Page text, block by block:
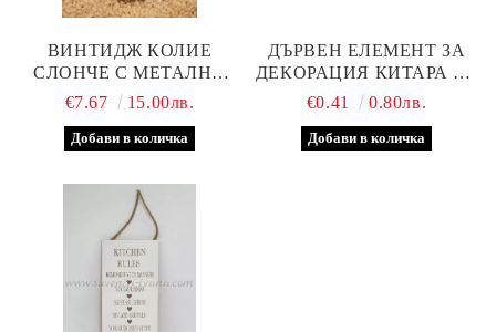
ВИНТИДЖ КОЛИЕ
СЛОНЧЕ С МЕТАЛНА
ВЕРИЖКА
€7.67 15.00лв.
ДЪРВЕН ЕЛЕМЕНТ ЗА
ДЕКОРАЦИЯ КИТАРА 7,5
Х 3,0 СМ
€0.41 0.80лв.